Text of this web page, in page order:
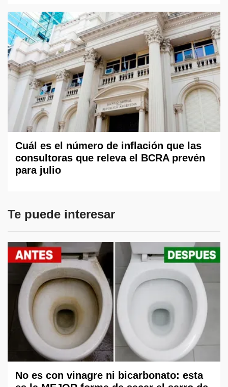
Cuál es el número de inflación que las
consultoras que releva el BCRA prevén
para julio
Te puede interesar
No es con vinagre ni bicarbonato: esta